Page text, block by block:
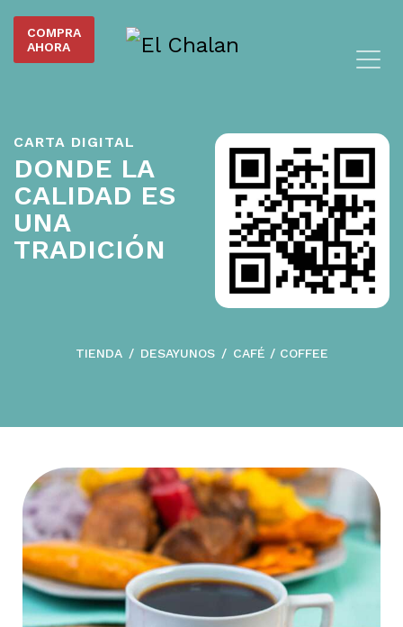
COMPRA
AHORA
CARTA DIGITAL
DONDE LA
CALIDAD ES
UNA
TRADICIÓN
TIENDA DESAYUNOS CAFÉ / COFFEE